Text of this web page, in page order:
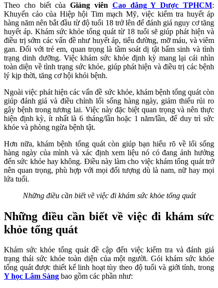
Theo cho biết củaGiảng viên Cao đẳng Y Dược TPHCM:
Khuyến cáo của Hiệp hội Tim mạch Mỹ, việc kiểm tra huyết áp
hàng năm nên bắt đầu từ độ tuổi 18 trở lên để đánh giá nguy cơ tăng
huyết áp. Khám sức khỏe tổng quát từ 18 tuổi sẽ giúp phát hiện và
điều trị sớm các vấn đề như huyết áp, tiểu đường, mỡ máu, và viêm
gan. Đối với trẻ em, quan trọng là tầm soát dị tật bẩm sinh và tình
trạng dinh dưỡng. Việc khám sức khỏe định kỳ mang lại cái nhìn
toàn diện về tình trạng sức khỏe, giúp phát hiện và điều trị các bệnh
lý kịp thời, tăng cơ hội khỏi bệnh.
Ngoài việc phát hiện các vấn đề sức khỏe, khám bệnh tổng quát còn
giúp đánh giá và điều chỉnh lối sống hàng ngày, giảm thiểu rủi ro
gây bệnh trong tương lai. Việc này đặc biệt quan trọng và nên thực
hiện định kỳ, ít nhất là 6 tháng/lần hoặc 1 năm/lần, để duy trì sức
khỏe và phòng ngừa bệnh tật.
Hơn nữa, khám bệnh tổng quát còn giúp bạn hiểu rõ về lối sống
hàng ngày của mình và xác định xem liệu nó có đang ảnh hưởng
đến sức khỏe hay không. Điều này làm cho việc khám tổng quát trở
nên quan trọng, phù hợp với mọi đối tượng dù là nam, nữ hay mọi
lứa tuổi.
Những điều cần biết về việc đi khám sức khỏe tổng quát
Những điều cần biết về việc đi khám sức
khỏe tổng quát
Khám sức khỏe tổng quát đề cập đến việc kiểm tra và đánh giá
trạng thái sức khỏe toàn diện của một người. Gói khám sức khỏe
tổng quát được thiết kế linh hoạt tùy theo độ tuổi và giới tính, trong
Y học Lâm Sàng bao gồm các phần như: